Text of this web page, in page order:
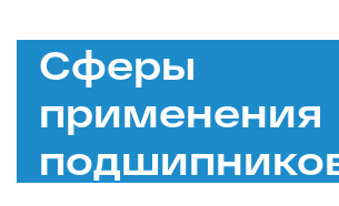
Сферы
применения